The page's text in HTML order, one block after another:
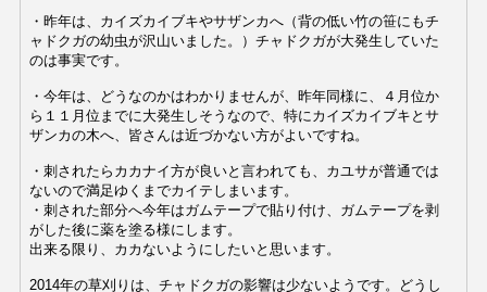
・ 昨年は、カイズカイブキやサザンカへ（背の低い竹の笹にもチ
ャドクガの幼虫が沢山いました。）チャドクガが大発生していた
のは事実です。
・今年は、どうなのかはわかりませんが、昨年同様に、４月位か
ら１１月位までに大発生しそうなので、特にカイズカイブキとサ
ザンカの木へ、皆さんは近づかない方がよいですね。
・刺されたらカカナイ方が良いと言われても、カユサが普通では
ないので満足ゆくまでカイテしまいます。
・ 刺された部分へ今年はガムテープで貼り付け、ガムテープを剥
がした後に薬を塗る様にします。
出来る限り、カカないようにしたいと思います。
2014年の草刈りは、チャドクガの影響は少ないようです。どうし